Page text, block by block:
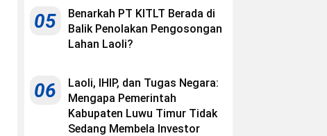
05
Benarkah PT KITLT Berada di
Balik Penolakan Pengosongan
Lahan Laoli?
06
Laoli, IHIP, dan Tugas Negara:
Mengapa Pemerintah
Kabupaten Luwu Timur Tidak
Sedang Membela Investor